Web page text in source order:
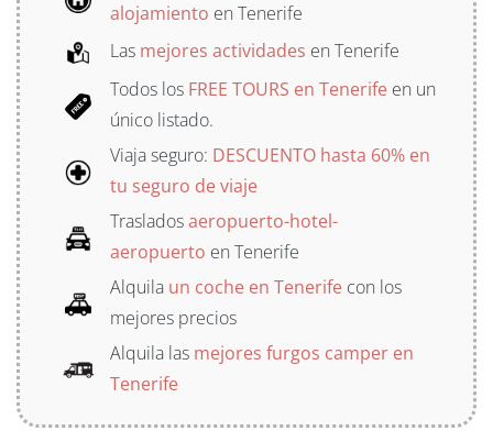
alojamiento en Tenerife
Las mejores actividades en Tenerife
Todos los FREE TOURS en Tenerife en un
único listado.
Viaja seguro: DESCUENTO hasta 60% en
tu seguro de viaje
Trasladosaeropuerto-hotel-
aeropuerto en Tenerife
Alquila un coche en Tenerife con los
mejores precios
Alquila las mejores furgos camper en
Tenerife